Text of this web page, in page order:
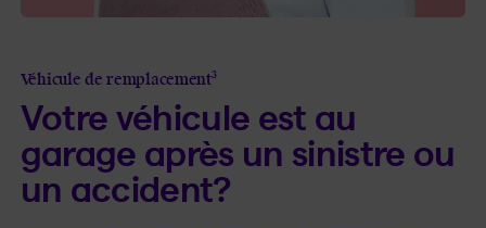
Véhicule de remplacement3
Votre véhicule est au
garage après un sinistre ou
un accident?